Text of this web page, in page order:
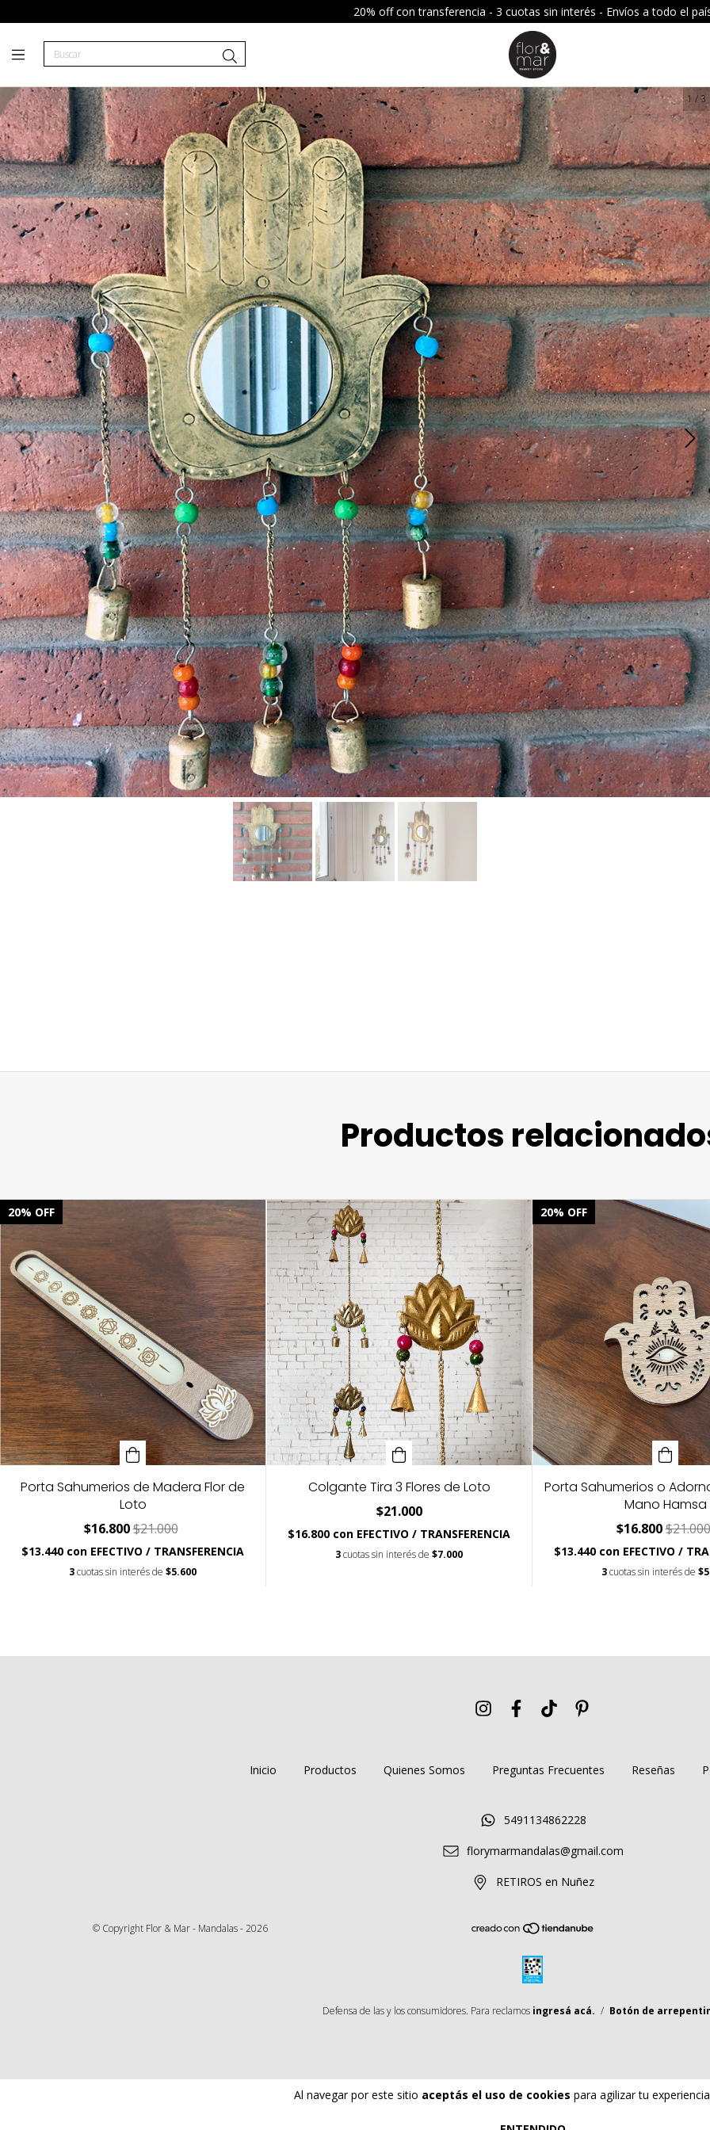
20% off con transferencia - 3 cuotas sin interés - Envíos a todo el
Al navegar por este sitio aceptás el uso de cookies para agilizar tu
1 /3
Productos
20% OFF
Porta Sahumerios de Madera Flor de
Loto
$16.800$21.000
$13.440 con EFECTIVO / TRANSFERENCIA
3cuotas sin interés de $5.600
Colgante Tira 3 Flores de Loto
$21.000
$16.800 con EFECTIVO / TRANSFERENCIA
3cuotas sin interés de $7.000
20% OFF
Porta Sahumerios o
Mano Hamsa
$16.800$21.000
$13.440 con EFECTIVO /
3cuotas sin interés de
Inicio Productos Quienes Somos Preguntas Frecuentes Reseñas
5491134862228
florymarmandalas@gmail.com
RETIROS en Nuñez
© Copyright Flor & Mar - Mandalas - 2026
Defensa de las y los consumidores. Para reclamos ingresá acá. / Botón de